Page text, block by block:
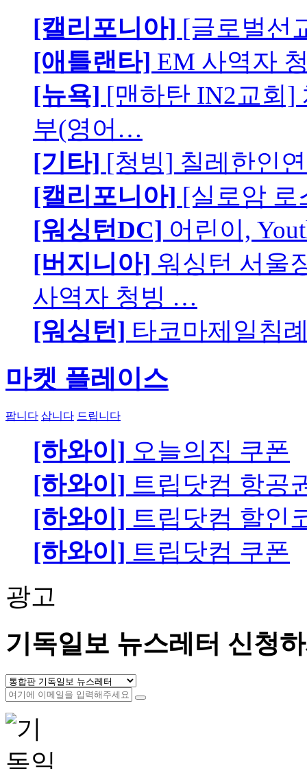
[캘리포니아] [글로벌선
[애틀랜타] EM 사역자
[뉴욕] [맨하탄 IN2교회]
부(영어…
[기타] [청빙] 칠레한인
[캘리포니아] [실로암 로
[워싱턴DC] 어린이,
[버지니아] 워싱턴 서울
사역자 청빙 …
[워싱턴] 타코마제일침
마켓 플레이스
팝니다 삽니다 드립니다
[하와이] 오늘의집 쿠폰
[하와이] 트립닷컴 항공
[하와이] 트립닷컴 할인
[하와이] 트립닷컴 쿠폰
광고
기독일보 뉴스레터 신청